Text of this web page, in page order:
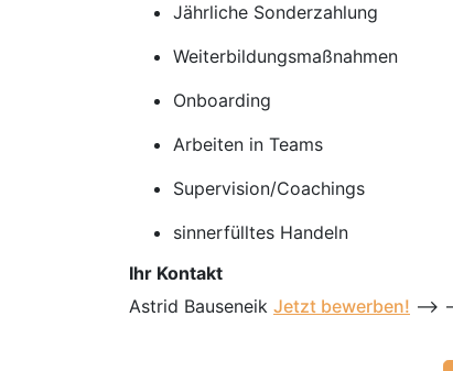
Jährliche Sonderzahlung
Weiterbildungsmaßnahmen
Onboarding
Arbeiten in Teams
Supervision/Coachings
sinnerfülltes Handeln
Ihr Kontakt
Astrid Bauseneik Jetzt bewerben! -->